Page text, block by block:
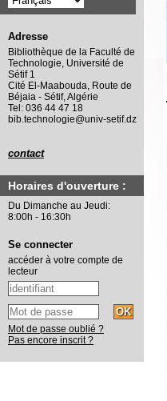
Adresse
Bibliothèque de la Faculté de
Technologie, Université de
Sétif 1
Cité El-Maabouda, Route de
Béjaia - Sétif, Algérie
Tel: 036 44 47 18
bib.technologie@univ-setif.dz
contact
Horaires d'ouverture :
Du Dimanche au Jeudi:
8:00h - 16:30h
Se connecter
accéder à votre compte de
lecteur
Mot de passe oublié ?
Pas encore inscrit ?